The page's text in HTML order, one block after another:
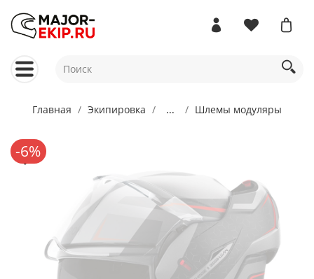
Главная Экипировка ... Шлемы модуляры
-6%